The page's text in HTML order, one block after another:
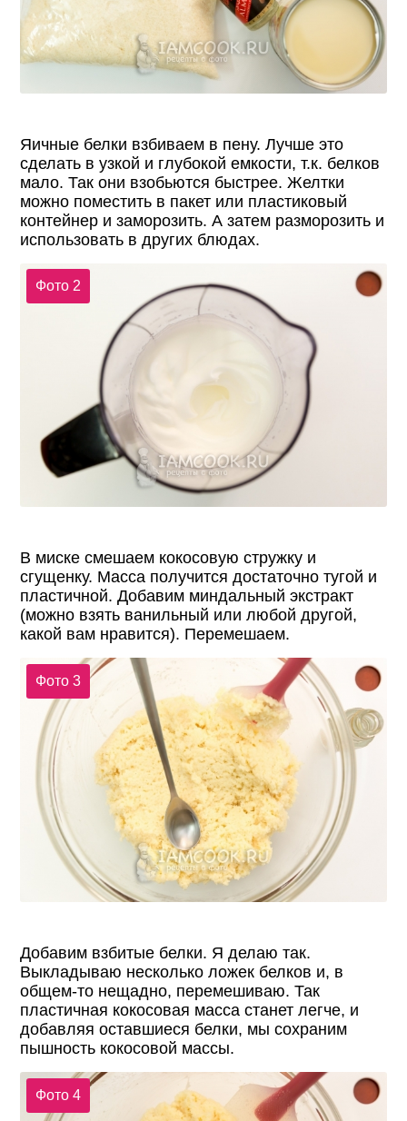
Яичные белки взбиваем в пену. Лучше это
сделать в узкой и глубокой емкости, т.к. белков
мало. Так они взобьются быстрее. Желтки
можно поместить в пакет или пластиковый
контейнер и заморозить. А затем разморозить и
использовать в других блюдах.
Фото 2
В миске смешаем кокосовую стружку и
сгущенку. Масса получится достаточно тугой и
пластичной. Добавим миндальный экстракт
(можно взять ванильный или любой другой,
какой вам нравится). Перемешаем.
Фото 3
Добавим взбитые белки. Я делаю так.
Выкладываю несколько ложек белков и, в
общем-то нещадно, перемешиваю. Так
пластичная кокосовая масса станет легче, и
добавляя оставшиеся белки, мы сохраним
пышность кокосовой массы.
Фото 4